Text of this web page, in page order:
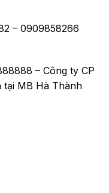
– 0909858266
– Công ty CP
tại MB Hà Thành